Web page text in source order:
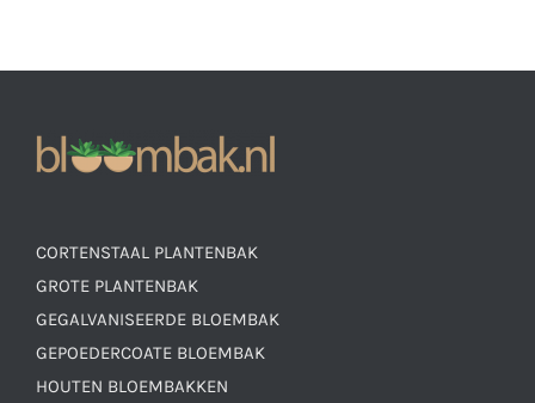
CORTENSTAAL PLANTENBAK
GROTE PLANTENBAK
GEGALVANISEERDE BLOEMBAK
GEPOEDERCOATE BLOEMBAK
HOUTEN BLOEMBAKKEN